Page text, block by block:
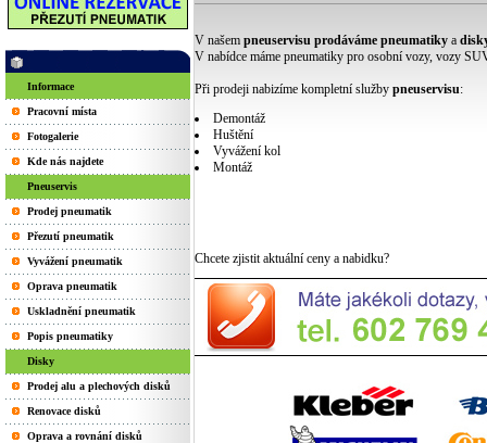
Informace
Pracovní místa
Fotogalerie
Kde nás najdete
Pneuservis
Prodej pneumatik
Přezutí pneumatik
Vyvážení pneumatik
Oprava pneumatik
Uskladnění pneumatik
Popis pneumatiky
Disky
Prodej alu a plechových disků
Renovace disků
Oprava a rovnání disků
V našem pneuservisu prodáváme pneumatiky a
V nabídce máme pneumatiky pro osobní vozy, vozy
Při prodeji nabizíme kompletní služby pneuservisu:
Demontáž
Huštění
Vyvážení kol
Montáž
Chcete zjistit aktuální ceny a nabidku?